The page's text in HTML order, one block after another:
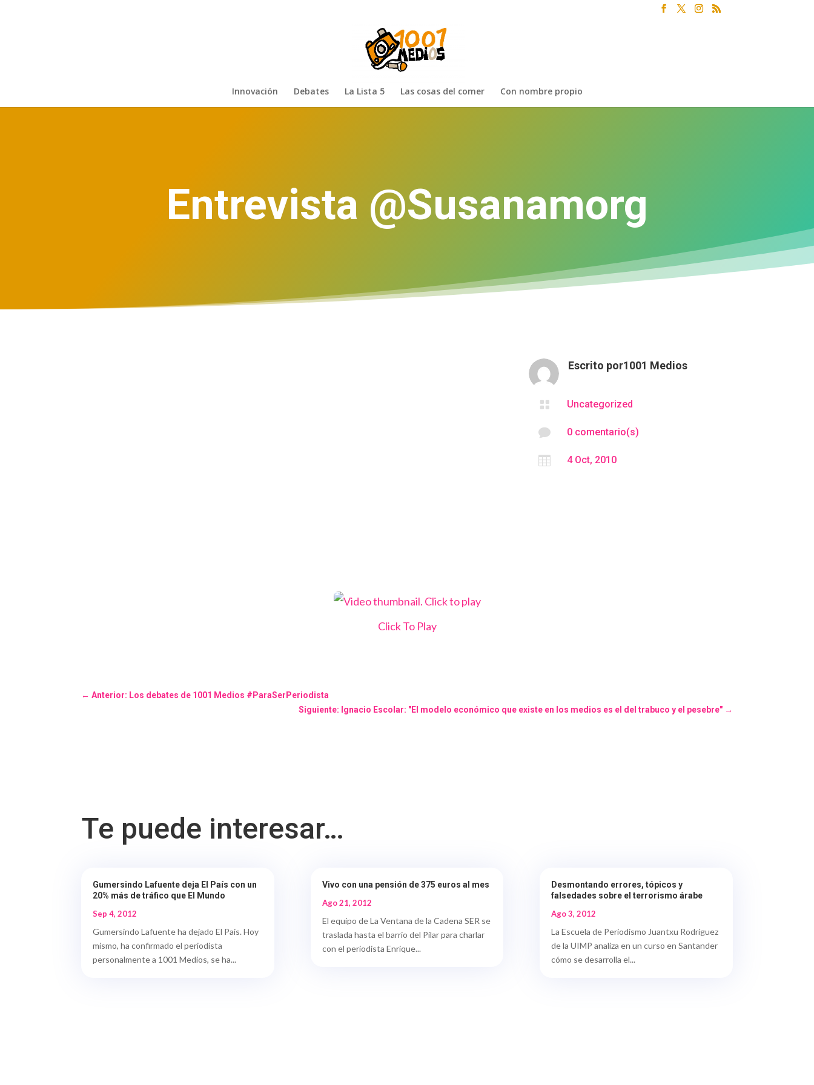
Innovación Debates La Lista 5 Las cosas del comer Con nombre propio
Entrevista @Susanamorg
Escrito por1001 Medios
 Uncategorized
 0 comentario(s)
 4 Oct, 2010
Click To Play
←Anterior: Los debates de 1001 Medios #ParaSerPeriodista
Siguiente: Ignacio Escolar: "El modelo económico que existe en los medios es el del trabuco y el pesebre"→
Te puede interesar…
Gumersindo Lafuente deja El País con un
20% más de tráfico que El Mundo
Sep 4, 2012
Gumersindo Lafuente ha dejado El País. Hoy
mismo, ha confirmado el periodista
personalmente a 1001 Medios, se ha...
Vivo con una pensión de 375 euros al mes
Ago 21, 2012
El equipo de La Ventana de la Cadena SER se
traslada hasta el barrio del Pilar para charlar
con el periodista Enrique...
Desmontando errores, tópicos y
falsedades sobre el terrorismo árabe
Ago 3, 2012
La Escuela de Periodismo Juantxu Rodríguez
de la UIMP analiza en un curso en Santander
cómo se desarrolla el...